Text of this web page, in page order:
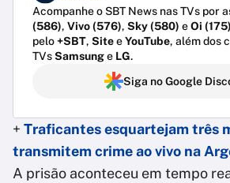
Acompanhe o SBT News nas TVs por
(586), Vivo (576), Sky (580) eOi (175)
pelo+SBT, SiteeYouTube, além dos
TVsSamsunge LG.
Siga no Google
+ Traficantes esquartejam três
transmitem crime ao vivo na
A prisão aconteceu em tempo